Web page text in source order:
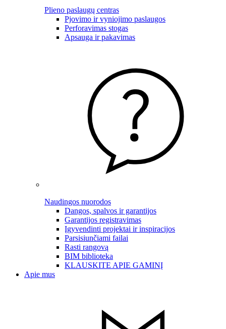
Plieno paslaugų centras
Pjovimo ir vyniojimo paslaugos
Perforavimas stogas
Apsauga ir pakavimas
Naudingos nuorodos
Dangos, spalvos ir garantijos
Garantijos registravimas
Įgyvendinti projektai ir inspiracijos
Parsisiunčiami failai
Rasti rangovą
BIM biblioteka
KLAUSKITE APIE GAMINĮ
Apie mus